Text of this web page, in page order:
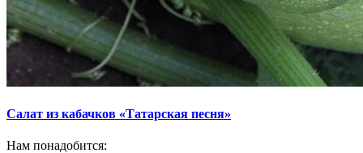
Салат из кабачков «Татарская песня»
Нам понадобится: